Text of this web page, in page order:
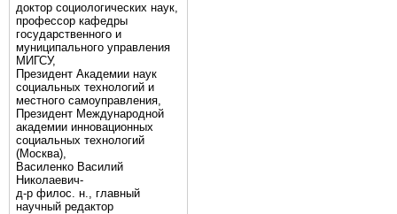
доктор социологических наук,
профессор кафедры
государственного и
муниципального управления
МИГСУ,
Президент Академии наук
социальных технологий и
местного самоуправления,
Президент Международной
академии инновационных
социальных технологий
(Москва),
Василенко Василий
Николаевич-
д-р филос. н., главный
научный редактор